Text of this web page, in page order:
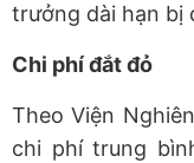
trưởng dài hạn bị
Chi phí đắt đỏ
Theo Viện
chi phí trung